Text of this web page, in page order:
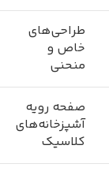
طراحی‌های
خاص و
منحنی
صفحه رویه
آشپزخانه‌های
کلاسیک